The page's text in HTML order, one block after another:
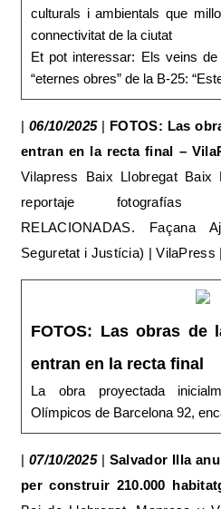
culturals i ambientals que
connectivitat de la ciutat
Et pot interessar: Els veins
“eternes obres” de la B-25:
|06/10/2025| FOTOS: Las
entran en la recta final –
Vilapress Baix Llobregat Baix
reportaje fotografías
RELACIONADAS. Façana
Seguretat i Justícia) | VilaPress |
FOTOS: Las obras de
entran en la recta final
La obra proyectada
Olímpicos de Barcelona 92,
|07/10/2025| Salvador Illa
per construir 210.000